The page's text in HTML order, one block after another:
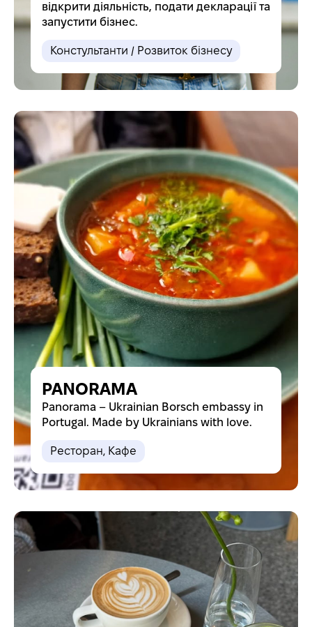
відкрити діяльність, подати декларації та
запустити бізнес.
Констультанти / Розвиток бізнесу
PANORAMA
Panorama – Ukrainian Borsch embassy in
Portugal. Made by Ukrainians with love.
Pесторан, Кафе